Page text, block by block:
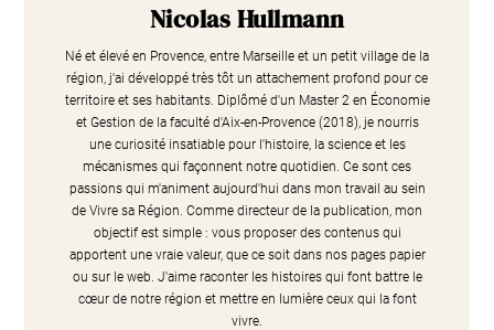
Nicolas Hullmann
Né et élevé en Provence, entre Marseille et un petit village de la
région, j'ai développé très tôt un attachement profond pour ce
territoire et ses habitants. Diplômé d'un Master 2 en Économie
et Gestion de la faculté d'Aix-en-Provence (2018), je nourris
une curiosité insatiable pour l'histoire, la science et les
mécanismes qui façonnent notre quotidien. Ce sont ces
passions qui m'animent aujourd'hui dans mon travail au sein
de Vivre sa Région. Comme directeur de la publication, mon
objectif est simple : vous proposer des contenus qui
apportent une vraie valeur, que ce soit dans nos pages papier
ou sur le web. J'aime raconter les histoires qui font battre le
cœur de notre région et mettre en lumière ceux qui la font
vivre.